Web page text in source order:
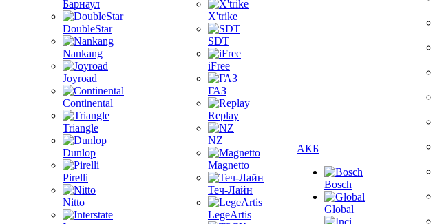
Барнаул
DoubleStar
Nankang
Joyroad
Continental
Triangle
Dunlop
Pirelli
Nitto
X'trike
SDT
iFree
ГАЗ
Replay
NZ
Magnetto
Теч-Лайн
LegeArtis
АКБ
Bosch
Global